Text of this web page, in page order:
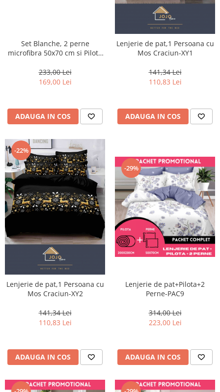
Set Blanche, 2 perne
microfibra 50x70 cm si Pilota
cm-BQ2
233,00 Lei
169,00 Lei
ADAUGA IN COS
Lenjerie de pat,1 Persoana cu
Mos Craciun-XY1
141,34 Lei
110,83 Lei
ADAUGA IN COS
-22%
Lenjerie de pat,1 Persoana cu
Mos Craciun-XY2
141,34 Lei
110,83 Lei
ADAUGA IN COS
-29%
Lenjerie de pat+Pilota+2
Perne-PAC9
314,00 Lei
223,00 Lei
ADAUGA IN COS